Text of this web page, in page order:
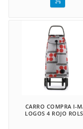
CARRO COMPRA I-
LOGOS 4 ROJO